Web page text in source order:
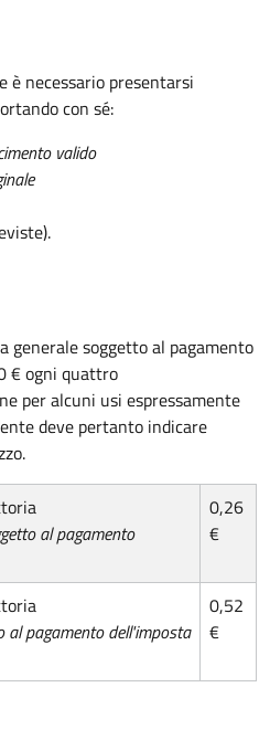
è necessario presentarsi
con sé:
valido
generale soggetto al pagamento
€ ogni quattro
per alcuni usi espressamente
deve pertanto indicare
al pagamento
0,26
€
al pagamento dell'imposta
0,52
€